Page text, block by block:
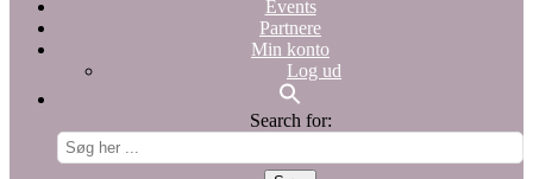
Events
Partnere
Min konto
Log ud
Search for: